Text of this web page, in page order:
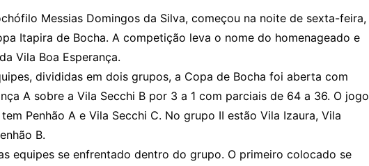
Messias Domingos da Silva, começou na noite de sexta-feira,
Itapira de Bocha. A competição leva o nome do homenageado e
Vila Boa Esperança.
divididas em dois grupos, a Copa de Bocha foi aberta com
A sobre a Vila Secchi B por 3 a 1 com parciais de 64 a 36. O jogo
Penhão A e Vila Secchi C. No grupo II estão Vila Izaura, Vila
B.
equipes se enfrentado dentro do grupo. O primeiro colocado se